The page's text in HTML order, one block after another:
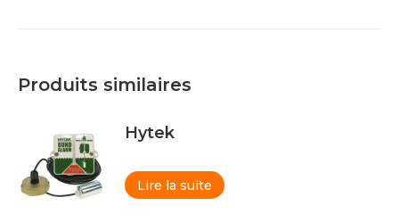
Produits similaires
Hytek
Lire la suite